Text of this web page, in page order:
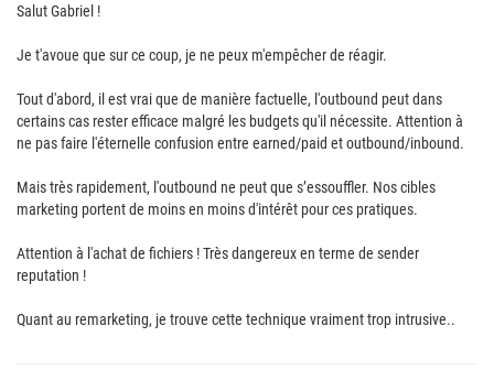
Salut Gabriel !
Je t'avoue que sur ce coup, je ne peux m'empêcher de réagir.
Tout d'abord, il est vrai que de manière factuelle, l'outbound peut dans
certains cas rester efficace malgré les budgets qu'il nécessite. Attention à
ne pas faire l'éternelle confusion entre earned/paid et outbound/inbound.
Mais très rapidement, l'outbound ne peut que s’essouffler. Nos cibles
marketing portent de moins en moins d'intérêt pour ces pratiques.
Attention à l'achat de fichiers ! Très dangereux en terme de sender
reputation !
Quant au remarketing, je trouve cette technique vraiment trop intrusive..